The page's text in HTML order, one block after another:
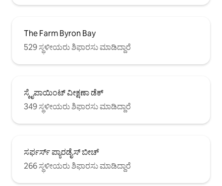
The Farm Byron Bay
529 ಸ್ಥಳೀಯರು ಶಿಫಾರಸು ಮಾಡಿದ್ದಾರೆ
ಸ್ಕೈಪಾಯಿಂಟ್ ವೀಕ್ಷಣಾ ಡೆಕ್
349 ಸ್ಥಳೀಯರು ಶಿಫಾರಸು ಮಾಡಿದ್ದಾರೆ
ಸರ್ಫರ್ಸ್ ಪ್ಯಾರಡೈಸ್ ಬೀಚ್
266 ಸ್ಥಳೀಯರು ಶಿಫಾರಸು ಮಾಡಿದ್ದಾರೆ